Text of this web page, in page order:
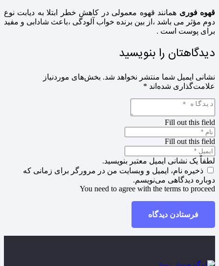
قهوه فوری همانند قهوه معمولی در کاهش خطر ابتلا به دیابت نوع
دوم مؤثر می باشد ،از بین برنده خواب آلودگی ،باعث شادابی و مفید
برای پوست است .
دیدگاهتان را بنویسید
نشانی ایمیل شما منتشر نخواهد شد. بخش‌های موردنیاز
علامت‌گذاری شده‌اند *
Fill out this field
Fill out this field
لطفاً یک نشانی ایمیل معتبر بنویسید.
ذخیره نام، ایمیل و وبسایت من در مرورگر برای زمانی که
دوباره دیدگاهی می‌نویسم.
You need to agree with the terms to proceed
فرستادن دیدگاه